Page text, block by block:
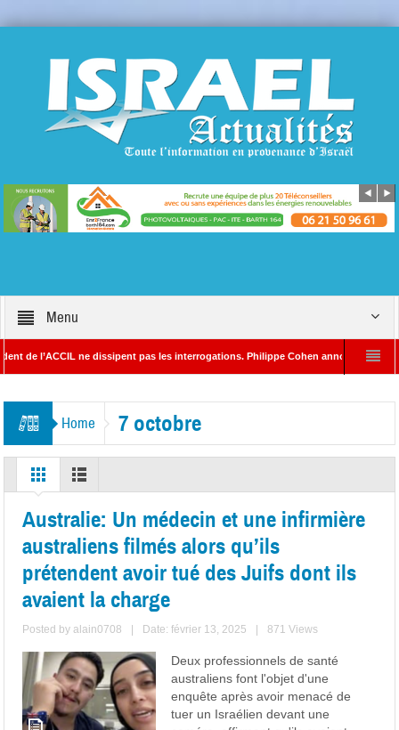
Menu
ne dissipent pas les interrogations. Philippe Cohen annonce se réserver le
Home 7 octobre
Australie: Un médecin et une infirmière
australiens filmés alors qu’ils
prétendent avoir tué des Juifs dont ils
avaient la charge
Posted byalain0708 Date: février 13, 2025 871 Views
Deux professionnels de santé
australiens font l'objet d'une
enquête après avoir menacé de
tuer un Israélien devant une